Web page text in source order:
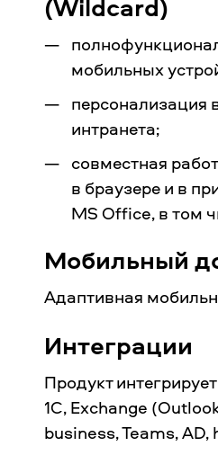
(Wildcard)
мобильных
персонализация
интранета;
совместная
в браузере и в
MS Office, в том
Мобильный
Адаптивная
Интеграции
Продукт
1С, Exchange
business, Teams, AD,